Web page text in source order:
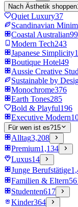
Nach Ästhetik shoppen
Quiet Luxury37
Scandinavian
Coastal Australian99
Modern Tech243
Japanese Simplicity
Boutique Hotel49
Aussie Creative
Sustainable by
Monochrome376
Earth Tones285
Bold & Playful196
Executive Modern
Für wen ist es?15
Alltag3,208
Premium1,134
Luxus14
Junge Berufstätige
Familien & Eltern
Studenten617
Kinder364